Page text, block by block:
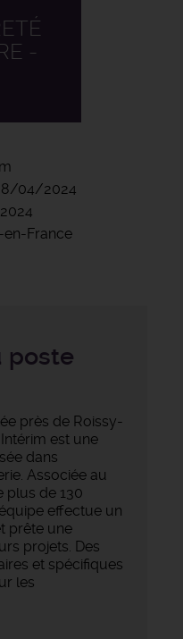
-
04/2024
en-France
poste
près de Roissy-
est une
dans
Associée au
plus de 130
effectue un
prête une
projets. Des
et spécifiques
les